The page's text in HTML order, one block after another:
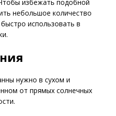
избежать подобной
небольшое количество
использовать в
нужно в сухом и
от прямых солнечных